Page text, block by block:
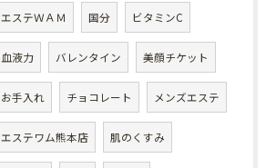
エステＷＡＭ 国分 ビタミンC
血液力 バレンタイン 美顔チケット
お手入れ チョコレート メンズエステ
エステワム熊本店 肌のくすみ